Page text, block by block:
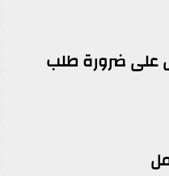
على ضرورة طلب